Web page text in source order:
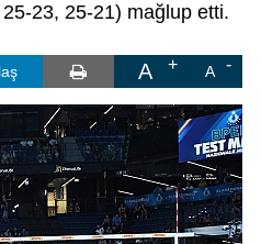
25-23, 25-21) mağlup etti.
A A